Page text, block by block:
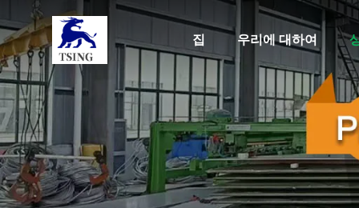
집 우리에 대하여